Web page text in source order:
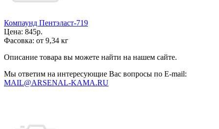
Компаунд Пентэласт-719
Цена: 845р.
Фасовка: от 9,34 кг
Описание товара вы можете найти на нашем сайте.
Мы ответим на интересующие Вас вопросы по E-mail:
MAIL@ARSENAL-KAMA.RU